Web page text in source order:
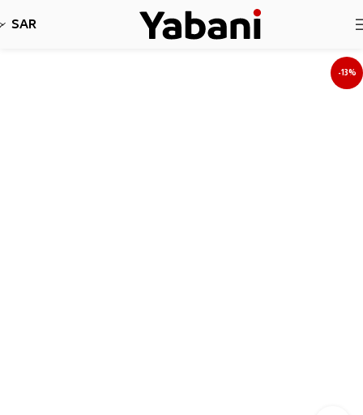
SAR
-13%
نأسف، لا نقبل طلبات حاليا بسبب توقف الشحن